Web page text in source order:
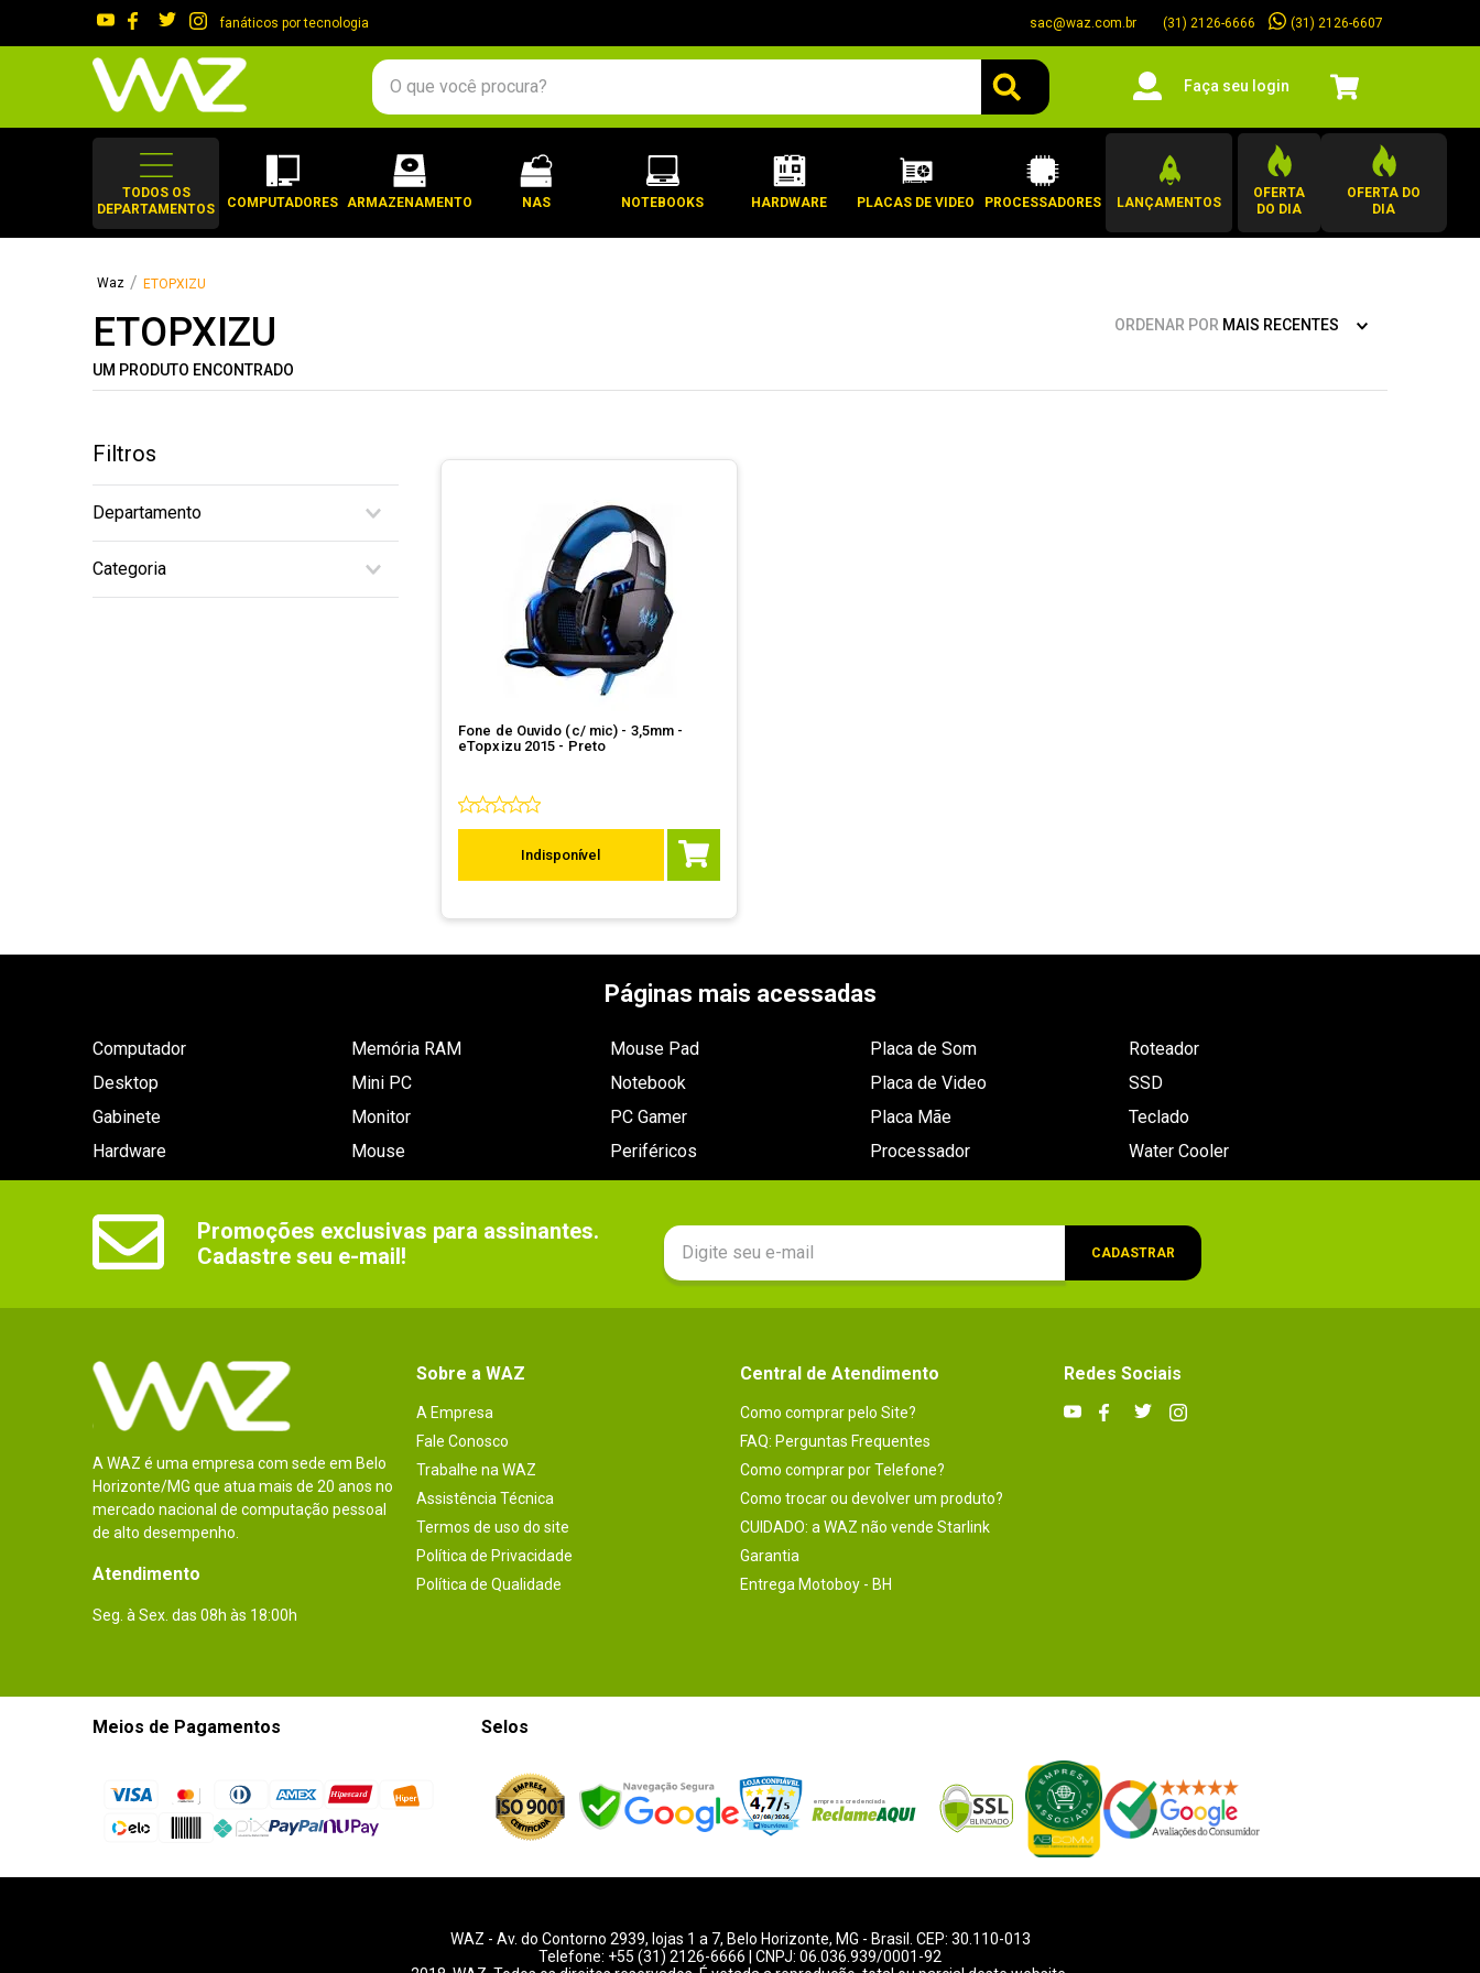
fanáticos por tecnologia sac@waz.com.br (31) 2126-6666 (31) 2126-6607
O que você procura?
Faça seu login
TODOS OS
DEPARTAMENTOS
COMPUTADORES ARMAZENAMENTO NAS NOTEBOOKS HARDWARE PLACAS DE VIDEO PROCESSADORES LANÇAMENTOS
OFERTA
DO DIA
OFERTA DO
DIA
ETOPXIZU
ETOPXIZU
UM PRODUTO ENCONTRADO
ORDENAR POR MAIS RECENTES
Filtros
Departamento
Categoria
Fone de Ouvido (c/ mic) - 3,5mm -
eTopxizu 2015 - Preto
Indisponível
Páginas mais acessadas
Computador
Desktop
Gabinete
Hardware
Memória RAM
Mini PC
Monitor
Mouse
Mouse Pad
Notebook
PC Gamer
Periféricos
Placa de Som
Placa de Video
Placa Mãe
Processador
Roteador
SSD
Teclado
Water Cooler
Promoções exclusivas para assinantes.
Cadastre seu e-mail!
CADASTRAR
A WAZ é uma empresa com sede em Belo
Horizonte/MG que atua mais de 20 anos no
mercado nacional de computação pessoal
de alto desempenho.
Atendimento
Seg. à Sex. das 08h às 18:00h
Sobre a WAZ
A Empresa
Fale Conosco
Trabalhe na WAZ
Assistência Técnica
Termos de uso do site
Política de Privacidade
Política de Qualidade
Central de Atendimento
Como comprar pelo Site?
FAQ: Perguntas Frequentes
Como comprar por Telefone?
Como trocar ou devolver um produto?
CUIDADO: a WAZ não vende Starlink
Garantia
Entrega Motoboy - BH
Redes Sociais
Meios de Pagamentos Selos
WAZ - Av. do Contorno 2939, lojas 1 a 7, Belo Horizonte, MG - Brasil. CEP: 30.110-013
Telefone: +55 (31) 2126-6666 | CNPJ: 06.036.939/0001-92
gabinete
2º
keychron
9º
10